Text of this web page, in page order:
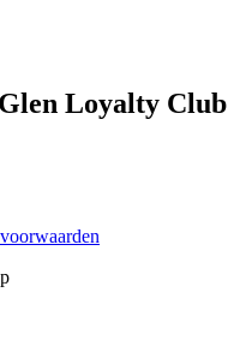
Loyalty Club